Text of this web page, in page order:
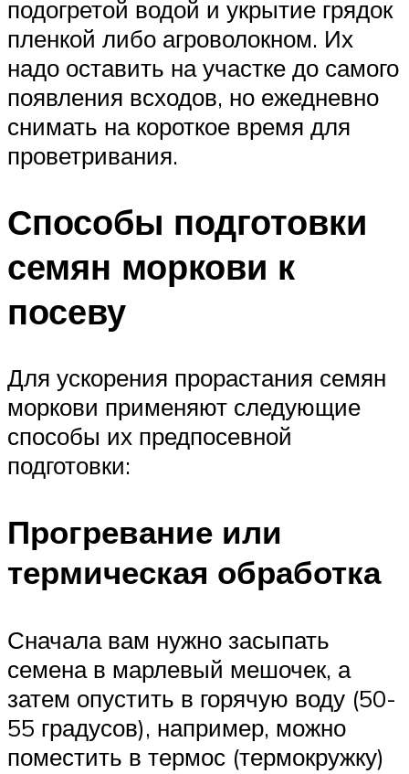
подогретой водой и укрытие грядок
пленкой либо агроволокном. Их
надо оставить на участке до самого
появления всходов, но ежедневно
снимать на короткое время для
проветривания.
Способы подготовки
семян моркови к
посеву
Для ускорения прорастания семян
моркови применяют следующие
способы их предпосевной
подготовки:
Прогревание или
термическая обработка
Сначала вам нужно засыпать
семена в марлевый мешочек, а
затем опустить в горячую воду (50-
55 градусов), например, можно
поместить в термос (термокружку)